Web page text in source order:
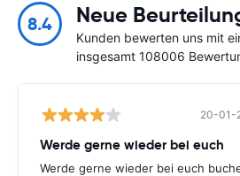
8.4 Neue
Kunden bewerten uns mit
insgesamt 108006
20-01-
Werde gerne wieder bei euch
Werde gerne wieder bei euch